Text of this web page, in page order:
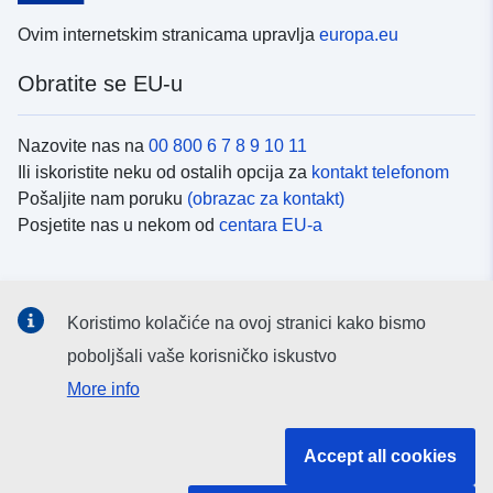
Ovim internetskim stranicama upravlja europa.eu
Obratite se EU-u
Nazovite nas na 00 800 6 7 8 9 10 11
Ili iskoristite neku od ostalih opcija za kontakt telefonom
Pošaljite nam poruku (obrazac za kontakt)
Posjetite nas u nekom od centara EU-a
Potražite kanale EU-a nadruštvenim mrežama
Koristimo kolačiće na ovoj stranici kako bismo
poboljšali vaše korisničko iskustvo
More info
Accept all cookies